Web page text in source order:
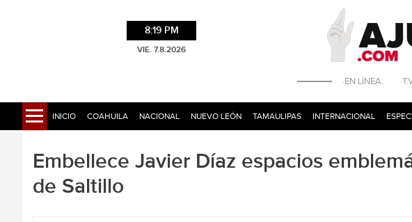
8:19 PM
VIE. 7.8.2026
·EN LÍNEA.
INICIO COAHUILA NACIONAL NUEVO LEÓN TAMAULIPAS INTERNACIONAL
Embellece Javier Díaz espacios
de Saltillo